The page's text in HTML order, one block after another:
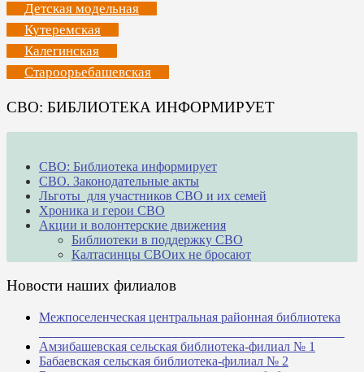
Детская модельная
Кутеремская
Калегинская
Староорьебашевская
СВО: БИБЛИОТЕКА ИНФОРМИРУЕТ
СВО: Библиотека информирует
СВО. Законодательные акты
Льготы для участников СВО и их семей
Хроника и герои СВО
Акции и волонтерские движения
Библиотеки в поддержку СВО
Калтасинцы СВОих не бросают
Новости наших филиалов
Межпоселенческая центральная районная библиотека
Амзибашевская сельская библиотека-филиал № 1
Бабаевская сельская библиотека-филиал № 2